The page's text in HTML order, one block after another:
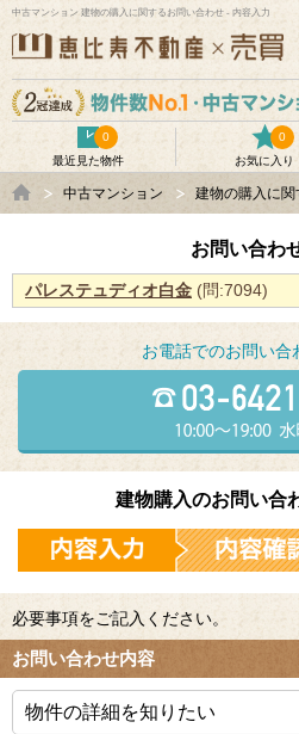
中古マンション 建物の購入に関するお問い合わせ - 内容入力
最近見た物件
0
お気に入り
0
中古マンション 建物の購入に
お問い合わ
パレステュディオ白金 (問:7094)
お電話でのお問い合
建物購入のお問い合
必要事項をご記入ください。
お問い合わせ内容